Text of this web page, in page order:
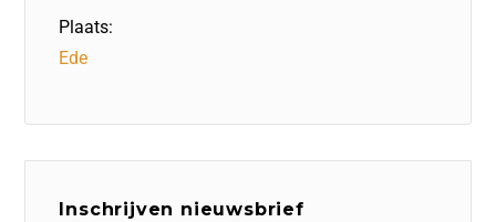
Plaats:
Ede
Inschrijven nieuwsbrief